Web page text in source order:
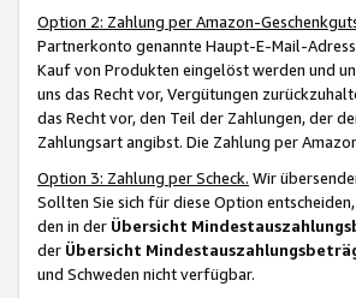
Option 2: Zahlung per Amazon-
Partnerkonto genannte Haupt-E-Mail-
Kauf von Produkten eingelöst werden und
uns das Recht vor, Vergütungen
das Recht vor, den Teil der Zahlungen, der
Zahlungsart angibst. Die Zahlung per
Option 3: Zahlung per Scheck. Wir
Sollten Sie sich für diese Option
den in der Übersicht
der Übersicht
und Schweden nicht verfügbar.